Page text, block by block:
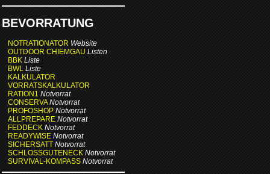
BEVORRATUNG
NOTRATIONATOR Website
OUTDOOR CHIEMGAU Listen
BBK Liste
BWL Liste
KALKULATOR
VORRATSKALKULATOR
RATION1 Notvorrat
CONSERVA Notvorrat
PROFOSHOP Notvorrat
ALLPREPARE Notvorrat
FEDDECK Notvorrat
READYWISE Notvorrat
SICHERSATT Notvorrat
SCHLOSSGUTENECK Notvorrat
SURVIVAL-KOMPASS Notvorrat